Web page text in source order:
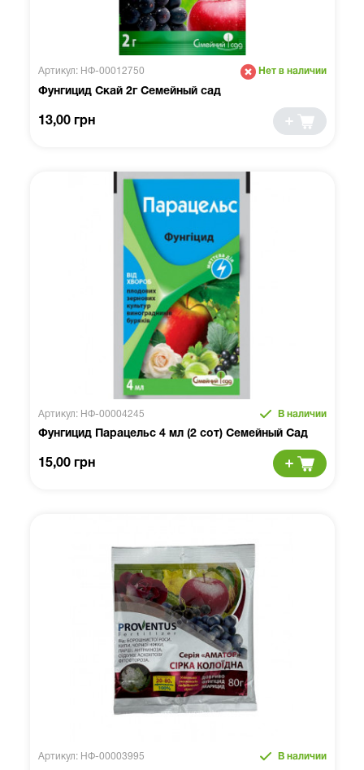
Артикул: НФ-00012750 Нет в наличии
Фунгицид Скай 2г Семейный сад
13,00 грн
Артикул: НФ-00004245 В наличии
Фунгицид Парацельс 4 мл (2 сот) Семейный Сад
15,00 грн
Артикул: НФ-00003995 В наличии